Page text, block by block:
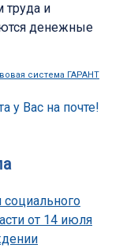
труда и
денежные
система ГАРАНТ
социального
от 14 июля